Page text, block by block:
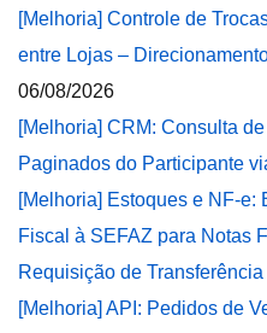
[Melhoria] Controle de
entre Lojas –
06/08/2026
[Melhoria] CRM: Consulta
Paginados do Participante
[Melhoria] Estoques e NF-e:
Fiscal à SEFAZ para Notas
Requisição de Transferência
[Melhoria] API: Pedidos de